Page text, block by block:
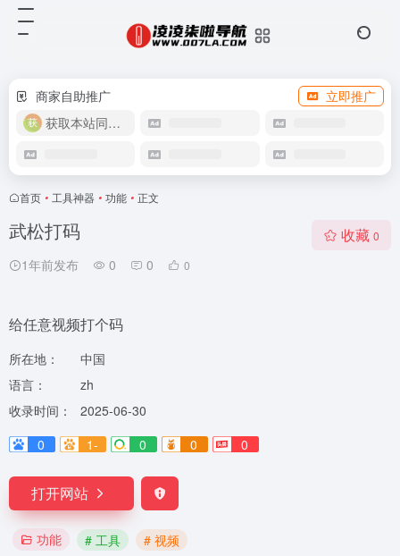
商家自助推广
立即推广
获取本站同款主题
首页 • 工具神器 • 功能 • 正文
武松打码
1年前发布 0 0 0
收藏 0
给任意视频打个码
所在地：
中国
语言：
zh
收录时间：
2025-06-30
0
1- 0 0 0
打开网站
功能 # 工具 # 视频